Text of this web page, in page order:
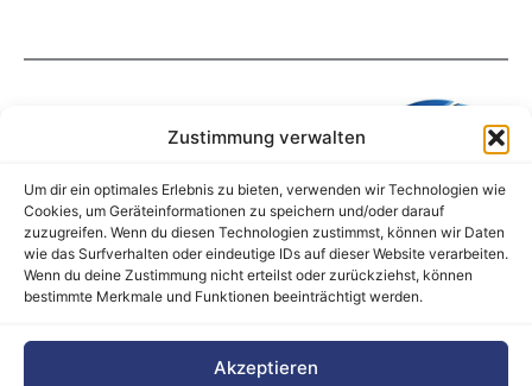
Zustimmung verwalten
Um dir ein optimales Erlebnis zu bieten, verwenden wir Technologien wie
Cookies, um Geräteinformationen zu speichern und/oder darauf
zuzugreifen. Wenn du diesen Technologien zustimmst, können wir Daten
wie das Surfverhalten oder eindeutige IDs auf dieser Website verarbeiten.
Wenn du deine Zustimmung nicht erteilst oder zurückziehst, können
bestimmte Merkmale und Funktionen beeinträchtigt werden.
Akzeptieren
Barrierefreiheitserklärung